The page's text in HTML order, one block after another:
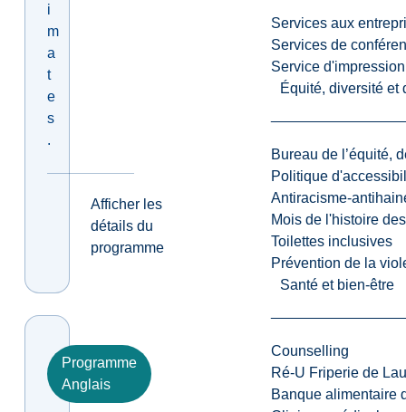
Services aux
Services de
Service d'impression
Équité, diversité et
Bureau de l’équité,
Politique
Antiracisme-
Mois de l'histoire
Toilettes inclusives
Prévention de la
Santé et bien-être
Counselling
Ré-U Friperie de
Banque alimentaire
i
m
a
t
e
s
.
Afficher les
détails du
programme
Programme
Anglais